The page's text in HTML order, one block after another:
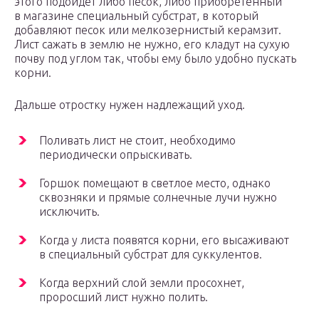
в магазине специальный субстрат, в который
добавляют песок или мелкозернистый керамзит.
Лист сажать в землю не нужно, его кладут на сухую
почву под углом так, чтобы ему было удобно пускать
корни.
Дальше отростку нужен надлежащий уход.
Поливать лист не стоит, необходимо
периодически опрыскивать.
Горшок помещают в светлое место, однако
сквозняки и прямые солнечные лучи нужно
исключить.
Когда у листа появятся корни, его высаживают
в специальный субстрат для суккулентов.
Когда верхний слой земли просохнет,
проросший лист нужно полить.